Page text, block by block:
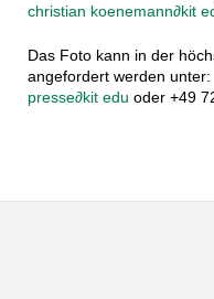
christian koenemann∂kit
Das Foto kann in der
angefordert werden unter:
presse∂kit edu oder +49